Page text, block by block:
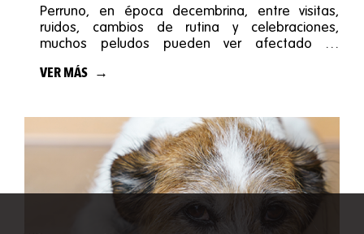
Perruno, en época decembrina, entre visitas,
ruidos, cambios de rutina y celebraciones,
muchos peludos pueden ver afectado su
VER MÁS